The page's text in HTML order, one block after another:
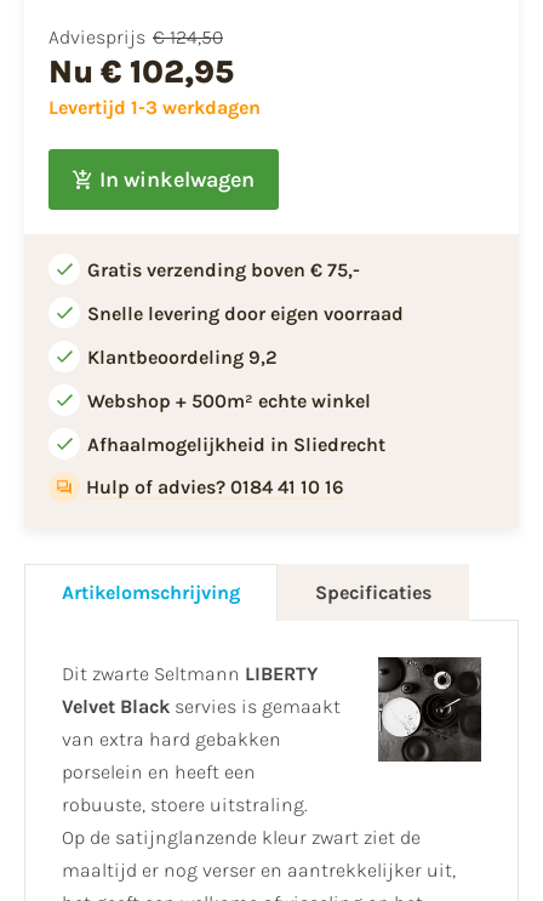
Adviesprijs € 124,50
Nu € 102,95
Levertijd 1-3 werkdagen
In winkelwagen
Gratis verzending boven € 75,-
Snelle levering door eigen voorraad
Klantbeoordeling 9,2
Webshop + 500m² echte winkel
Afhaalmogelijkheid in Sliedrecht
Hulp of advies? 0184 41 10 16
Artikelomschrijving Specificaties
Dit zwarte Seltmann LIBERTY
Velvet Black servies is gemaakt
van extra hard gebakken
porselein en heeft een
robuuste, stoere uitstraling.
Op de satijnglanzende kleur zwart ziet de
maaltijd er nog verser en aantrekkelijker uit,